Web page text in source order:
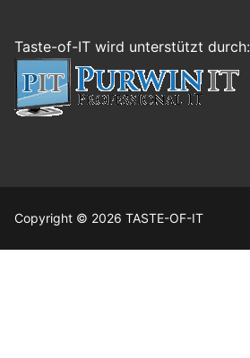
Taste-of-IT wird unterstützt durch:
Copyright © 2026 TASTE-OF-IT